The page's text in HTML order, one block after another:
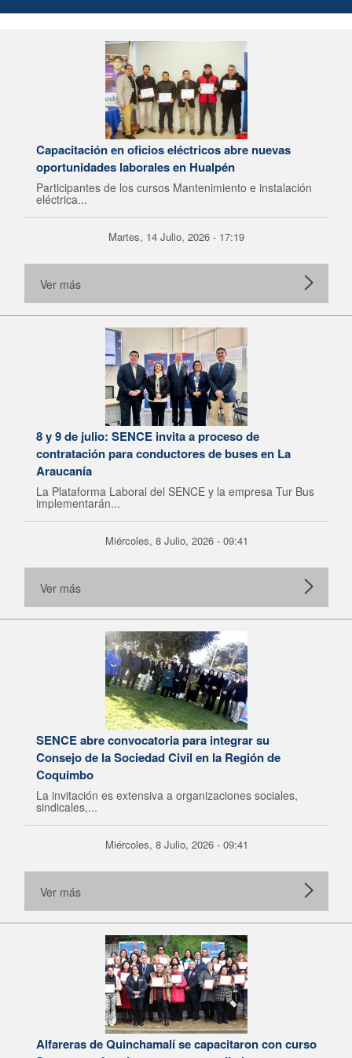
Capacitación en oficios eléctricos abre nuevas
oportunidades laborales en Hualpén
Participantes de los cursos Mantenimiento e instalación
eléctrica...
Martes, 14 Julio, 2026 - 17:19
Ver más
8 y 9 de julio: SENCE invita a proceso de
contratación para conductores de buses en La
Araucanía
La Plataforma Laboral del SENCE y la empresa Tur Bus
implementarán...
Miércoles, 8 Julio, 2026 - 09:41
Ver más
SENCE abre convocatoria para integrar su
Consejo de la Sociedad Civil en la Región de
Coquimbo
La invitación es extensiva a organizaciones sociales,
sindicales,...
Miércoles, 8 Julio, 2026 - 09:41
Ver más
Alfareras de Quinchamalí se capacitaron con curso